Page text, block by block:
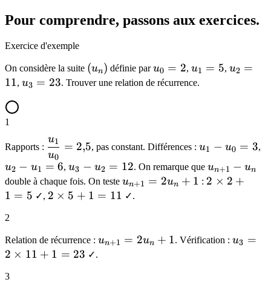
Pour comprendre, passons aux exercices.
Exercice d'exemple
On considère la suite (u_n)
(un) définie paru_0
= 2
u0 = 2, u_1
= 5
u1 = 5, u_2
u2 =
11, u_3
u3 = 23. Trouver une relation de récurrence.
1
Rapports : \dfrac{u_1}
{u_0} =
2{,}5
u0
u1 = 2,5, pas constant. Différences :u_1
u_0
= 3
u1 − u0 = 3,
u2 − u1 = 6,u_3
-
u_2
u3 − u2 = 12. On remarque que u_{n+1}
- u_n
un+1 − un
double à chaque fois. On teste u_{n+1}
= 2u_n
un+1 = 2un + 1 : 2
2 × 2 +
1 = 5 ✓, 2
= 11
2 × 5 + 1 = 11 ✓.
2
Relation de récurrence : u_{n+1}
un+1 = 2un + 1. Vérification :u_3 =
u3 =
2 × 11 + 1 = 23 ✓.
3